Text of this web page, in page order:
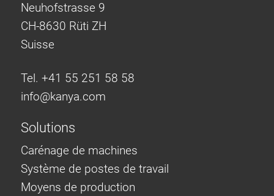
Neuhofstrasse 9
CH-8630 Rüti ZH
Suisse
Tel. +41 55 251 58 58
info@kanya.com
Solutions
Carénage de machines
Système de postes de travail
Moyens de production